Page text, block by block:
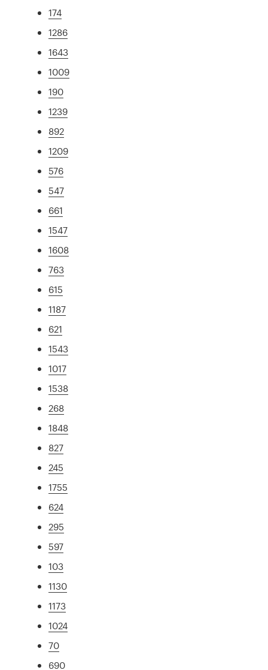
174
1286
1643
1009
190
1239
892
1209
576
547
661
1547
1608
763
615
1187
621
1543
1017
1538
268
1848
827
245
1755
624
295
597
103
1130
1173
1024
70
690